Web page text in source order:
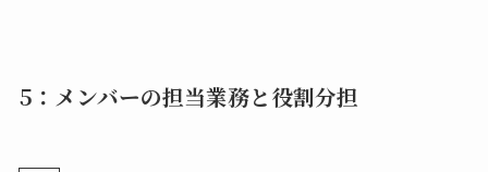
5：メンバーの担当業務と役割分担